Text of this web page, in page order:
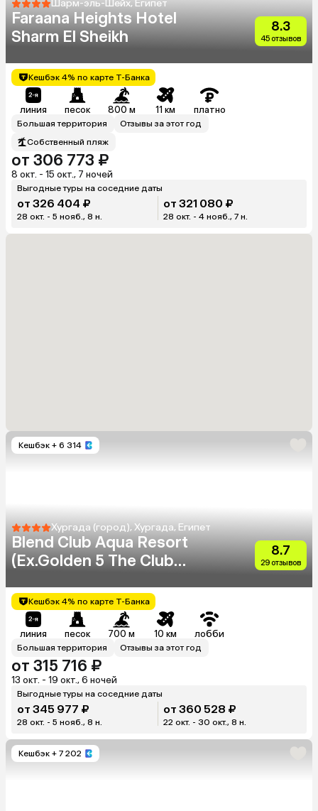
Шарм-эль-Шейх, Египет
Faraana Heights Hotel
Sharm El Sheikh
8.3
45 отзывов
Кешбэк 4% по карте Т-Банка
линия песок 800 м 11 км платно
Большая территория
Отзывы за этот год
Собственный пляж
от 306 773 ₽
8 окт. - 15 окт., 7 ночей
Выгодные туры на соседние даты
от 326 404 ₽
28 окт. - 5 нояб., 8 н.
от 321 080 ₽
28 окт. - 4 нояб., 7 н.
Кешбэк + 6 314
Хургада (город), Хургада, Египет
Blend Club Aqua Resort
(Ex.Golden 5 The Club
8.7
29 отзывов
Кешбэк 4% по карте Т-Банка
линия песок 700 м 10 км лобби
Большая территория Отзывы за этот год
от 315 716 ₽
13 окт. - 19 окт., 6 ночей
Выгодные туры на соседние даты
от 345 977 ₽
28 окт. - 5 нояб., 8 н.
от 360 528 ₽
22 окт. - 30 окт., 8 н.
Кешбэк + 7 202